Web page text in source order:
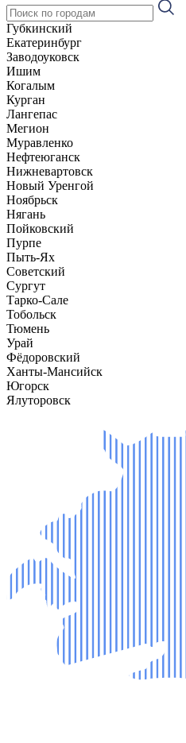
Губкинский
Екатеринбург
Заводоуковск
Ишим
Когалым
Курган
Лангепас
Мегион
Муравленко
Нефтеюганск
Нижневартовск
Новый Уренгой
Ноябрьск
Нягань
Пойковский
Пурпе
Пыть-Ях
Советский
Сургут
Тарко-Сале
Тобольск
Тюмень
Урай
Фёдоровский
Ханты-Мансийск
Югорск
Ялуторовск